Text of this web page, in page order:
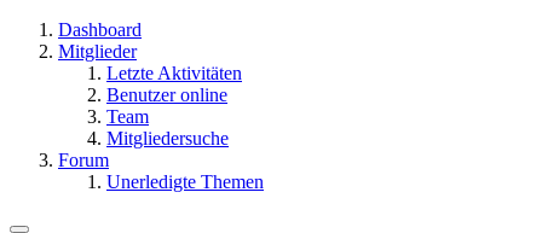
Dashboard
Mitglieder
Letzte Aktivitäten
Benutzer online
Team
Mitgliedersuche
Forum
Unerledigte Themen